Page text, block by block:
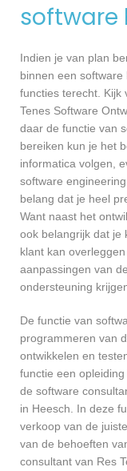
software
Indien je van plan
binnen een
functies terecht. Kijk
Tenes Software
daar de functie van
bereiken kun je het
informatica volgen,
software
belang dat je heel
Want naast het
ook belangrijk dat je
klant kan
aanpassingen van
ondersteuning
De functie van
programmeren van
ontwikkelen en
functie een
de software
in Heesch. In deze
verkoop van de
van de behoeften
consultant van Res